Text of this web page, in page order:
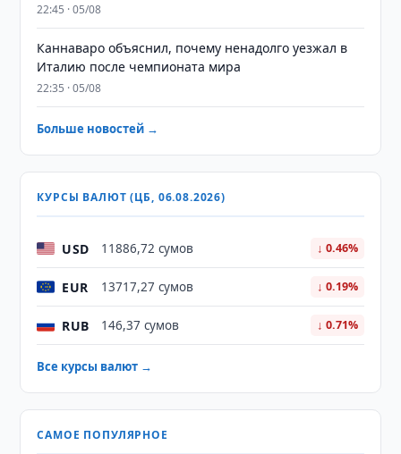
22:45 · 05/08
Каннаваро объяснил, почему ненадолго уезжал в
Италию после чемпионата мира
22:35 · 05/08
Больше новостей →
КУРСЫ ВАЛЮТ (ЦБ, 06.08.2026)
USD 11886,72 сумов ↓ 0.46%
EUR 13717,27 сумов ↓ 0.19%
RUB 146,37 сумов ↓ 0.71%
Все курсы валют →
САМОЕ ПОПУЛЯРНОЕ